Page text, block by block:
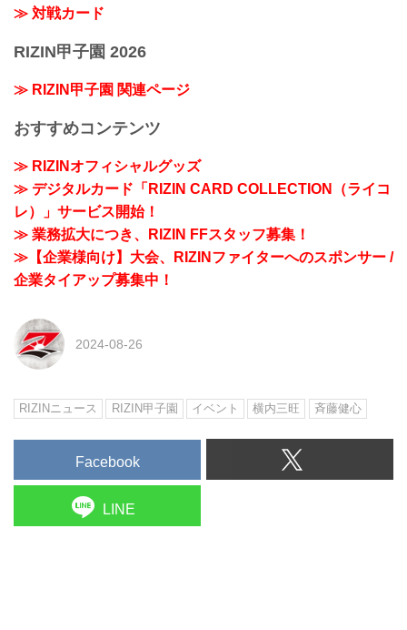
≫ 対戦カード
RIZIN甲子園 2026
≫ RIZIN甲子園 関連ページ
おすすめコンテンツ
≫ RIZINオフィシャルグッズ
≫ デジタルカード「RIZIN CARD COLLECTION（ライコ
レ）」サービス開始！
≫ 業務拡大につき、RIZIN FFスタッフ募集！
≫【企業様向け】大会、RIZINファイターへのスポンサー /
企業タイアップ募集中！
2024-08-26
RIZINニュース RIZIN甲子園 イベント 横内三旺 ⻫藤健心
Facebook
LINE